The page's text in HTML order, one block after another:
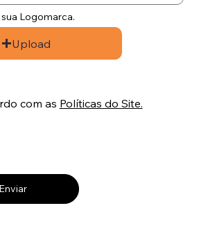
Logomarca.
Upload
com as Políticas do Site.
Enviar